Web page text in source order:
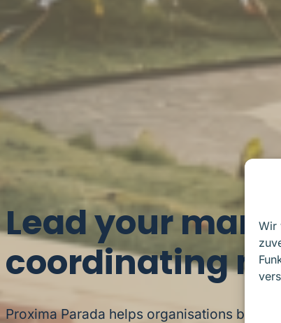
Wir
Lead your
coordinating
Proxima Parada helps organisations build